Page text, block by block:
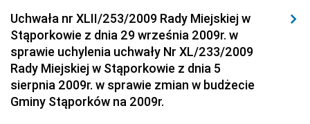
Dziennik Urzędowy Ministerstwa Kultury, Dziedzictwa
Narodowego i Sportu
Dziennik Urzędowy Ministra Finansów, Funduszy i
Polityki Regionalnej
Dziennik Urzędowy Ministra Rozwoju, Pracy i
Uchwała nr XLII/253/2009 Rady Miejskiej w
Stąporkowie z dnia 29 września 2009r. w
sprawie uchylenia uchwały Nr XL/233/2009
Rady Miejskiej w Stąporkowie z dnia 5
sierpnia 2009r. w sprawie zmian w budżecie
Gminy Stąporków na 2009r.